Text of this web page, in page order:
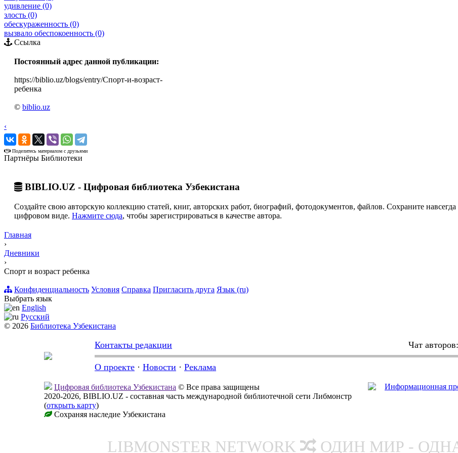
удивление (0)
злость (0)
обескураженность (0)
вызвало обеспокоенность (0)
Ссылка
Постоянный адрес данной публикации:
https://biblio.uz/blogs/entry/Спорт-и-возраст-
ребенка
© biblio.uz
‹
›
Поделитесь материалом с друзьями
Партнёры Библиотеки
BIBLIO.UZ - Цифровая библиотека Узбекистана
Создайте свою авторскую коллекцию статей, книг, авторских работ, биографий, фотодокументов, файлов. Сохраните навсегда
цифровом виде. Нажмите сюда, чтобы зарегистрироваться в качестве автора.
Главная
›
Дневники
›
Спорт и возраст ребенка
Конфиденциальность Условия Справка Пригласить друга Язык (ru)
Выбрать язык
English
Русский
© 2026 Библиотека Узбекистана
Контакты редакции Чат авторов:
О проекте · Новости · Реклама
Цифровая библиотека Узбекистана © Все права защищены
2020-2026, BIBLIO.UZ - составная часть международной библиотечной сети Либмонстр
(открыть карту)
Сохраняя наследие Узбекистана
LIBMONSTER NETWORK ОДИН МИР -